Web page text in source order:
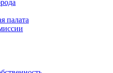
палата